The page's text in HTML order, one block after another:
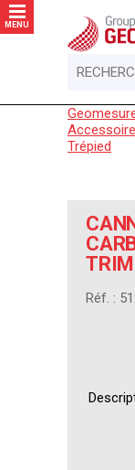
MENU
Trépied
Réf. :
Panneau de gestion